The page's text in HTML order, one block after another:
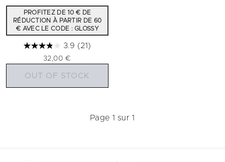
PROFITEZ DE 10 € DE
RÉDUCTION À PARTIR DE 60
€ AVEC LE CODE : GLOSSY
3.9 (21)
32,00 €
OUT OF STOCK
Page 1 sur 1